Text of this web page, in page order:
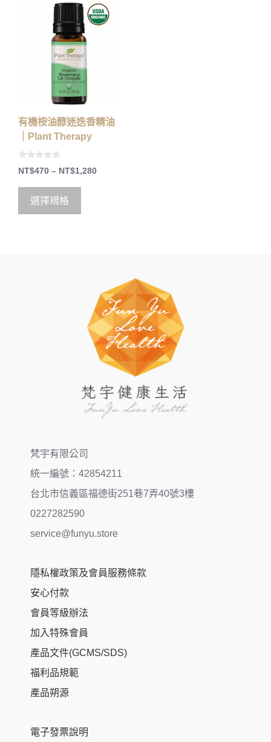
有機桉油醇迷迭香精油
｜Plant Therapy
0
o
t
5
NT$470 – NT$1,280
選擇規格
梵宇有限公司
統一編號：42854211
台北市信義區福德街251巷7弄40號3樓
0227282590
service@funyu.store
隱私權政策及會員服務條款
安心付款
會員等級辦法
加入特殊會員
產品文件(GCMS/SDS)
福利品規範
產品朔源
電子發票說明